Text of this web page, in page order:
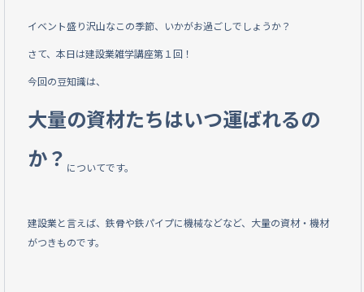
b
o
o
k
イベント盛り沢山なこの季節、いかがお過ごしでしょうか？
さて、本日は建設業雑学講座第１回！
今回の豆知識は、
大量の資材たちはいつ運ばれるの
か？ についてです。
建設業と言えば、鉄骨や鉄パイプに機械などなど、大量の資材・機材
がつきものです。